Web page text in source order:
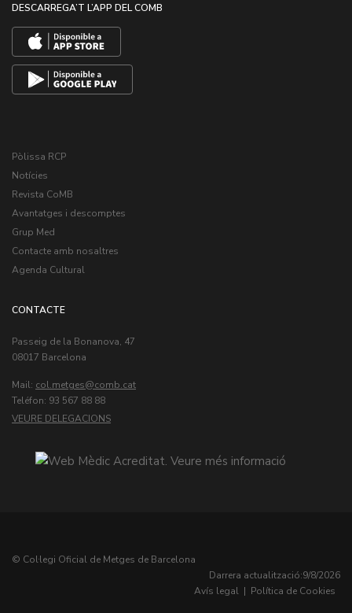
DESCARREGA’T L’APP DEL COMB
Pòlissa RCP
Notícies
Revista CoMB
Avantatges i descomptes
Grup Med
Contacte amb nosaltres
Agenda Cultural
CONTACTE
Passeig de la Bonanova, 47
08017 Barcelona
Mail: col.metges
Teléfon: 93 567 88 88
VEURE DELEGACIONS
© Col·legi Oficial de Metges de Barcelona
Darrera actualització:9/8/2026
Avís legal | Política de Cookies